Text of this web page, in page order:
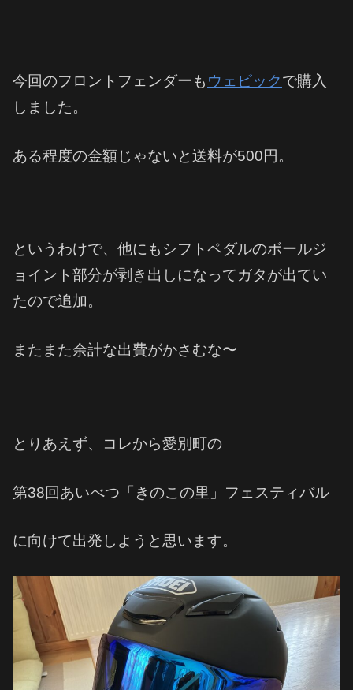
今回のフロントフェンダーも ウェビックで購入
しました。
ある程度の金額じゃないと送料が500円。
というわけで、他にもシフトペダルのボールジ
ョイント部分が剥き出しになってガタが出てい
たので追加。
またまた余計な出費がかさむな〜
とりあえず、コレから愛別町の
第38回あいべつ「きのこの里」フェスティバル
に向けて出発しようと思います。